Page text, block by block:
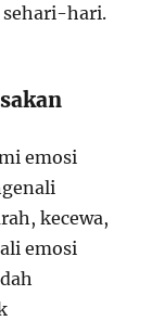
sehari-hari.
emosi
kecewa,
emosi